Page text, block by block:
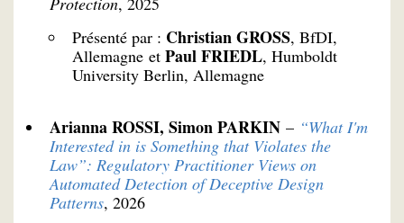
Présenté par : Christian GROSS, BfDI,
Allemagne et Paul FRIEDL, Humboldt
University Berlin, Allemagne
Arianna ROSSI, Simon PARKIN – “What I'm
Interested in is Something that Violates the
Law”: Regulatory Practitioner Views on
Automated Detection of Deceptive Design
Patterns, 2026